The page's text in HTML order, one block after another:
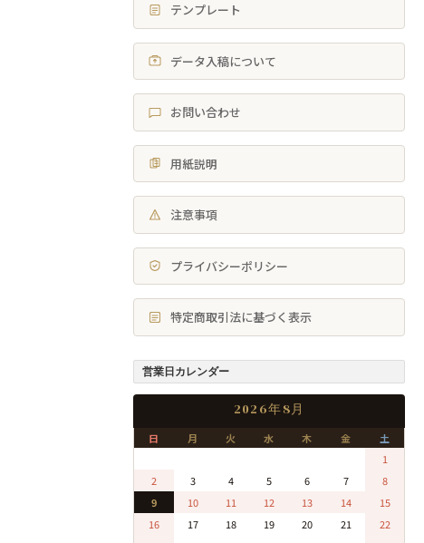
テンプレート
データ入稿について
お問い合わせ
用紙説明
注意事項
プライバシーポリシー
特定商取引法に基づく表示
営業日カレンダー
2026年8月
日 月 火 水 木 金
土
1
2
3 4 5 6 7
8
9
10 11 12 13 14
15
16
17 18 19 20 21
22